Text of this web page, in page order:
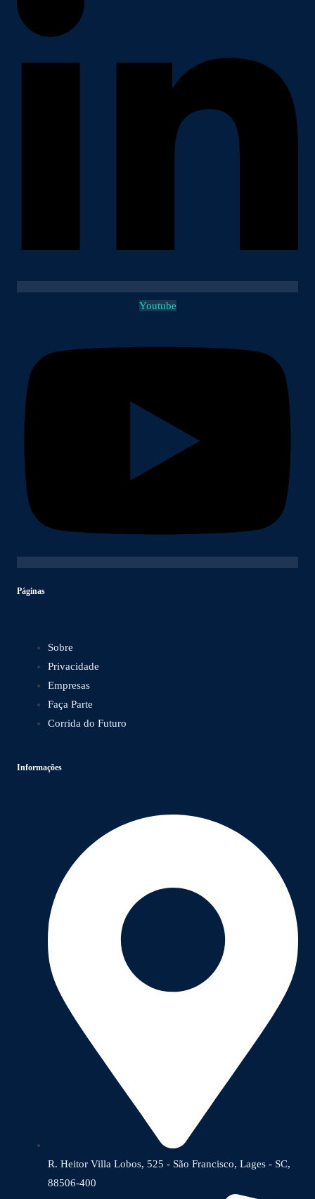
Youtube
Páginas
Sobre
Privacidade
Empresas
Faça Parte
Corrida do Futuro
Informações
R. Heitor Villa Lobos, 525 - São Francisco, Lages - SC,
88506-400